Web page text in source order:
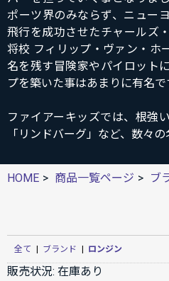
ポーツ界のみならず、ニュー
飛行を成功させたチャールズ
将校 フィリップ・ヴァン・ホ
名を残す冒険家やパイロット
プを築いた事はあまりに有名で
ファイアーキッズでは、根強
「リンドバーグ」など、数々の
HOME 商品一覧ページ ブ
全て ブランド ロンジン
販売状況: 在庫あり